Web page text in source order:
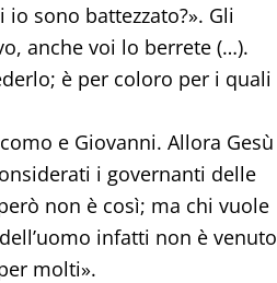
sono battezzato?». Gli
anche voi lo berrete (…).
è per coloro per i quali
e Giovanni. Allora Gesù
i governanti delle
non è così; ma chi vuole
infatti non è venuto
molti».